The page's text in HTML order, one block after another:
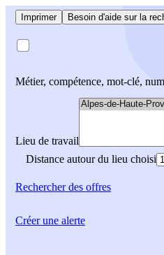
Imprimer Besoin d'aide sur la
Métier, compétence, mot-clé,
Lieu de travail
Distance autour du lieu choisi
Rechercherdes offres
Créer une alerte